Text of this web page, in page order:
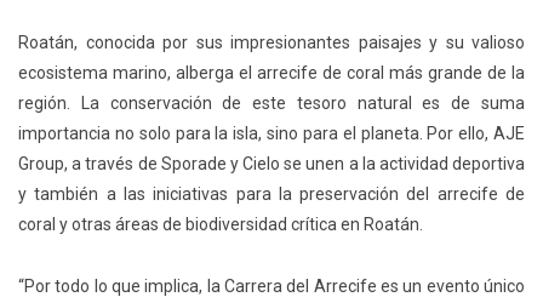
Roatán, conocida por sus impresionantes paisajes y su valioso
ecosistema marino, alberga el arrecife de coral más grande de la
región. La conservación de este tesoro natural es de suma
importancia no solo para la isla, sino para el planeta. Por ello, AJE
Group, a través de Sporade y Cielo se unen a la actividad deportiva
y también a las iniciativas para la preservación del arrecife de
coral y otras áreas de biodiversidad crítica en Roatán
“Por todo lo que implica, l a Carrera del Arrecifeesun evento único